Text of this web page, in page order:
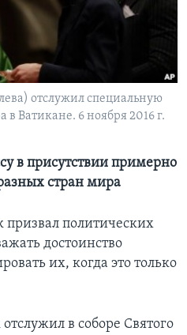
отслужил специальную
в Ватикане. 6 ноября 2016 г.
в присутствии примерно
стран мира
политических
достоинство
их, когда это только
в соборе Святого